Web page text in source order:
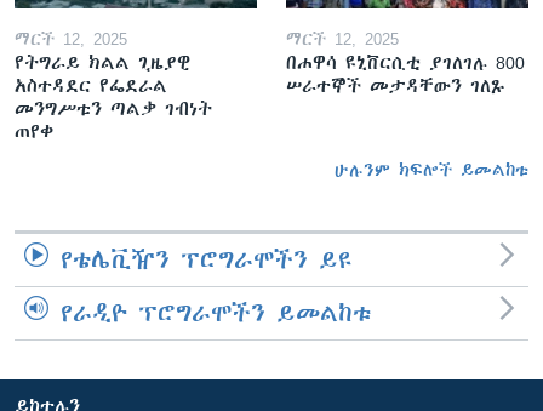
ማርች 12, 2025
የትግራይ ክልል ጊዜያዊ
አስተዳደር የፌደራል
መንግሥቱን ጣልቃ ገብነት
ጠየቀ
ማርች 12, 2025
በሐዋሳ ዩኒቨርሲቲ ያገለገሉ 800
ሠራተኞች መታዳቸውን ገለጹ
ሁሉንም ክፍሎች ይመልከቱ
የቴሌቪዥን ፕሮግራሞችን ይዩ
የራዲዮ ፕሮግራሞችን ይመልከቱ
ይከተሉን